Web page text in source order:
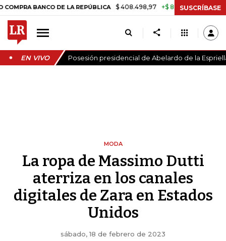
BANCO DE LA REPÚBLICA $ 408.498,97 +$ 8.753,81 +2,19%
SUSCRÍBASE
EN VIVO Posesión presidencial de Abelardo de la
MODA
La ropa de Massimo Dutti
aterriza en los canales
digitales de Zara en Estados
Unidos
sábado, 18 de febrero de 2023